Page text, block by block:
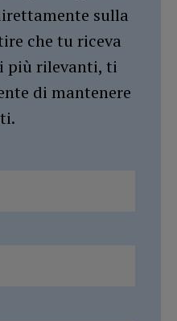
sulla
che tu riceva
più rilevanti, ti
di mantenere